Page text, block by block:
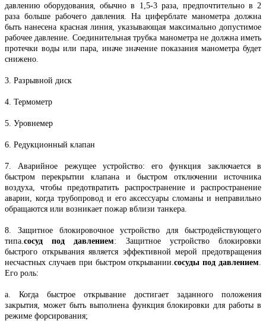
давлению оборудования, обычно в 1,5-3 раза, предпочтительно в 2
раза больше рабочего давления. На циферблате манометра должна
быть нанесена красная линия, указывающая максимально допустимое
рабочее давление. Соединительная трубка манометра не должна иметь
протечки воды или пара, иначе значение показания манометра будет
снижено.
3. Разрывной диск
4. Термометр
5. Уровнемер
6. Редукционный клапан
7. Аварийное режущее устройство: его функция заключается в
быстром перекрытии клапана и быстром отключении источника
воздуха, чтобы предотвратить распространение и распространение
аварии, когда трубопровод и его аксессуары сломаны и неправильно
обращаются или возникает пожар вблизи танкера.
8. Защитное блокировочное устройство для быстродействующего
типа. сосуд под давлением: Защитное устройство блокировки
быстрого открывания является эффективной мерой предотвращения
несчастных случаев при быстром открывании.сосуды под давлением
Его роль:
а. Когда быстрое открывание достигает заданного положения
закрытия, может быть выполнена функция блокировки для работы в
режиме форсирования;